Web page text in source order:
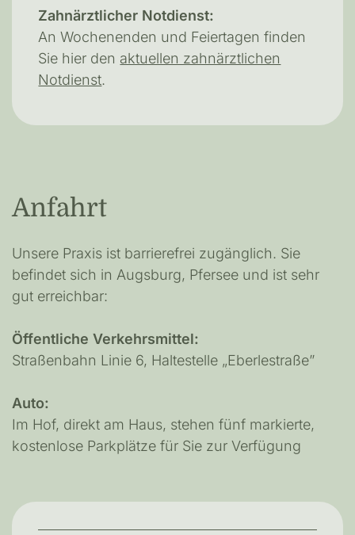
Zahnärztlicher Notdienst:
An Wochenenden und Feiertagen finden
Sie hier den aktuellen zahnärztlichen
Notdienst.
Anfahrt
Unsere Praxis ist barrierefrei zugänglich. Sie
befindet sich in Augsburg, Pfersee und ist sehr
gut erreichbar:
Öffentliche Verkehrsmittel:
Straßenbahn Linie 6, Haltestelle „Eberlestraße”
Auto:
Im Hof, direkt am Haus, stehen fünf markierte,
kostenlose Parkplätze für Sie zur Verfügung